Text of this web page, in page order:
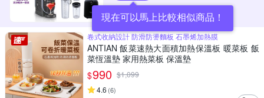
現在可以馬上比較相似商品！
卷式收納設計 防滑防燙麵板 石墨烯加熱膜
ANTIAN 飯菜速熱大面積加熱保溫板 暖菜板 飯
菜恆溫墊 家用熱菜板 保溫墊
$990 $1,099
4.6 (6)